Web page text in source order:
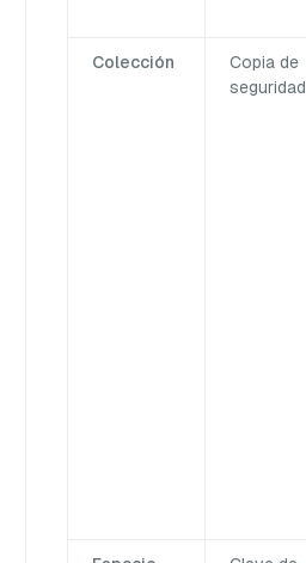
Colección
Copia de
seguridad